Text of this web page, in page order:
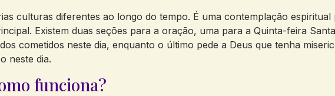
culturas diferentes ao longo do tempo. É uma contemplação espiritual
Existem duas seções para a oração, uma para a Quinta-feira
cometidos neste dia, enquanto o último pede a Deus que tenha
neste dia.
funciona?